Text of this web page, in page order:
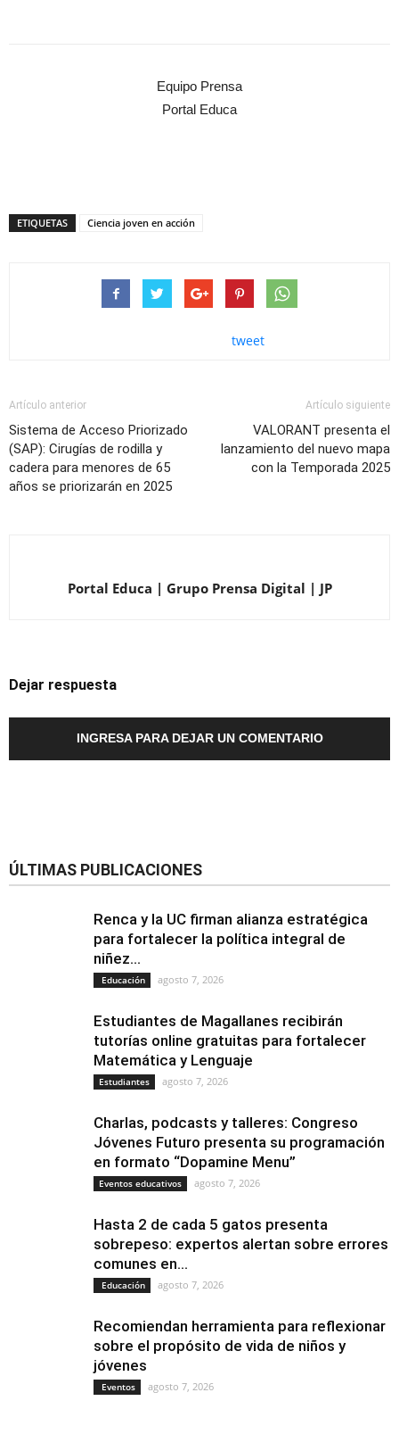
Equipo Prensa
Portal Educa
ETIQUETAS Ciencia joven en acción
tweet
Artículo anterior
Sistema de Acceso Priorizado
(SAP): Cirugías de rodilla y
cadera para menores de 65
años se priorizarán en 2025
Artículo siguiente
VALORANT presenta el
lanzamiento del nuevo mapa
con la Temporada 2025
Portal Educa | Grupo Prensa Digital | JP
Dejar respuesta
INGRESA PARA DEJAR UN COMENTARIO
ÚLTIMAS PUBLICACIONES
Renca y la UC firman alianza estratégica
para fortalecer la política integral de
niñez...
Educación agosto 7, 2026
Estudiantes de Magallanes recibirán
tutorías online gratuitas para fortalecer
Matemática y Lenguaje
Estudiantes agosto 7, 2026
Charlas, podcasts y talleres: Congreso
Jóvenes Futuro presenta su programación
en formato “Dopamine Menu”
Eventos educativos agosto 7, 2026
Hasta 2 de cada 5 gatos presenta
sobrepeso: expertos alertan sobre errores
comunes en...
Educación agosto 7, 2026
Recomiendan herramienta para reflexionar
sobre el propósito de vida de niños y
jóvenes
Eventos agosto 7, 2026